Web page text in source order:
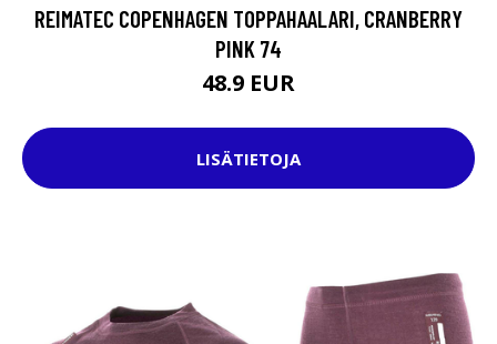
REIMATEC COPENHAGEN TOPPAHAALARI, CRANBERRY
PINK 74
48.9 EUR
LISÄTIETOJA